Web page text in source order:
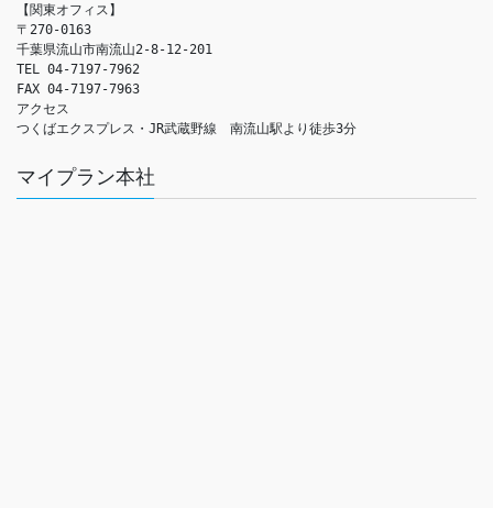
【関東オフィス】
〒270-0163
千葉県流山市南流山2-8-12-201
TEL 04-7197-7962
FAX 04-7197-7963
アクセス
つくばエクスプレス・JR武蔵野線　南流山駅より徒歩3分
マイプラン本社